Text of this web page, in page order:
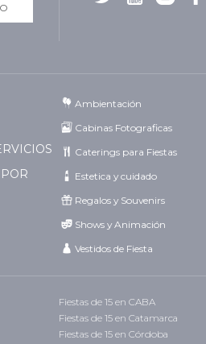
Ambientación
Cabinas Fotograficas
Caterings para Fiestas
Estetica y cuidado
Regalos y Souvenirs
Shows y Animación
Vestidos de Fiesta
Fiestas de 15 en CABA
Fiestas de 15 en Catamarca
Fiestas de 15 en Córdoba